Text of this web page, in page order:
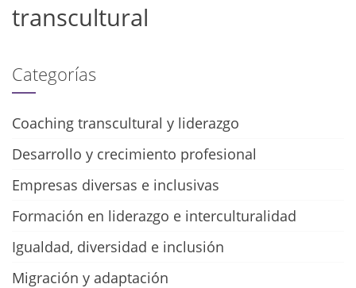
transcultural
Categorías
Coaching transcultural y liderazgo
Desarrollo y crecimiento profesional
Empresas diversas e inclusivas
Formación en liderazgo e interculturalidad
Igualdad, diversidad e inclusión
Migración y adaptación